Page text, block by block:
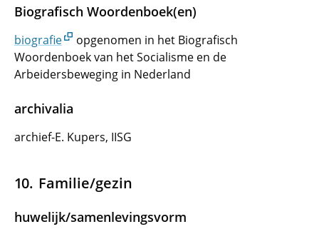
Biografisch Woordenboek(en)
biografie
opgenomen in het Biografisch
Woordenboek van het Socialisme en de
Arbeidersbeweging in Nederland
archivalia
archief-E. Kupers, IISG
Familie/gezin
huwelijk/samenlevingsvorm